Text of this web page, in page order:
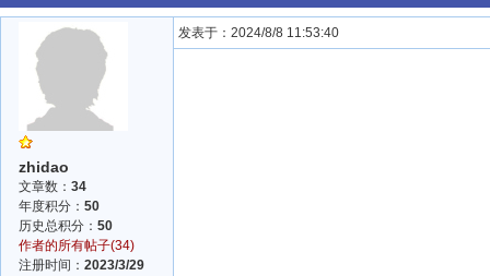
zhidao
文章数： 34
年度积分： 50
历史总积分： 50
作者的所有帖子(34)
注册时间： 2023/3/29
发表于：2024/8/8 11:53:40